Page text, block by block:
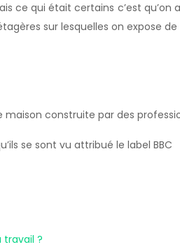
qui était certains c’est qu’on
sur lesquelles on expose
construite par des
se sont vu attribué le label BBC
travail ?